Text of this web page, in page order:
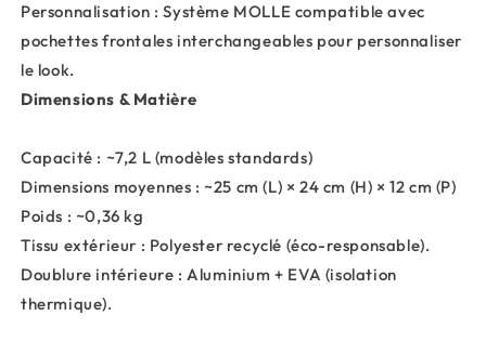
Personnalisation : Système MOLLE compatible avec
pochettes frontales interchangeables pour personnaliser
le look.
Dimensions & Matière
Capacité : ~7,2 L (modèles standards)
Dimensions moyennes : ~25 cm (L) × 24 cm (H) × 12 cm (P)
Poids : ~0,36 kg
Tissu extérieur : Polyester recyclé (éco-responsable).
Doublure intérieure : Aluminium + EVA (isolation
thermique).